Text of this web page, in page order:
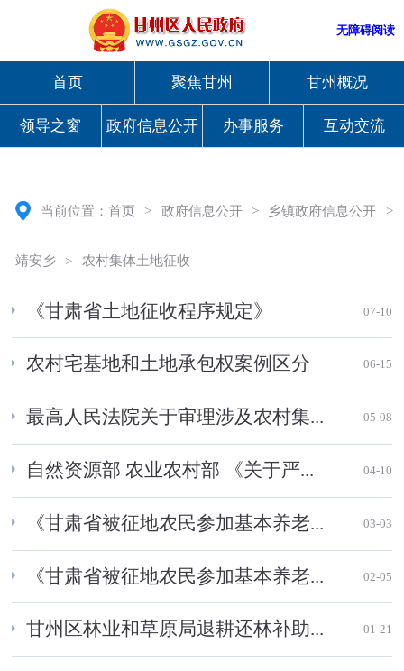
无障碍阅读
首页 聚焦甘州 甘州概况
领导之窗 政府信息公开 办事服务 互动交流
当前位置：首页 > 政府信息公开 > 乡镇政府信息公开 >
靖安乡 > 农村集体土地征收
《甘肃省土地征收程序规定》 07-10
农村宅基地和土地承包权案例区分 06-15
最高人民法院关于审理涉及农村集... 05-08
自然资源部 农业农村部 《关于严... 04-10
《甘肃省被征地农民参加基本养老... 03-03
《甘肃省被征地农民参加基本养老... 02-05
甘州区林业和草原局退耕还林补助... 01-21